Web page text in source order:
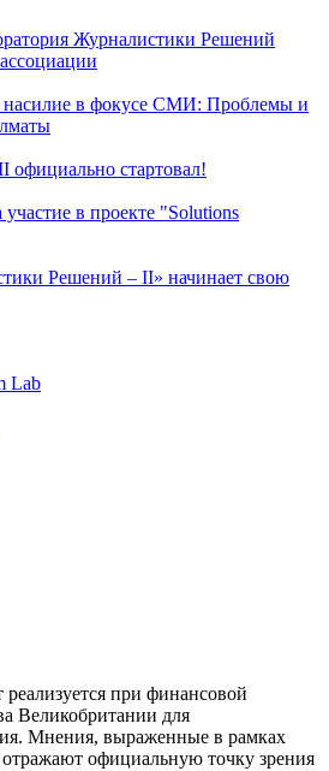
Журналистики Решений
насилие в фокусе СМИ: Проблемы и
официально стартовал!
в проекте "Solutions
Решений – II» начинает свою
Lab
при финансовой
Великобритании для
Мнения, выраженные в рамках
отражают официальную точку зрения